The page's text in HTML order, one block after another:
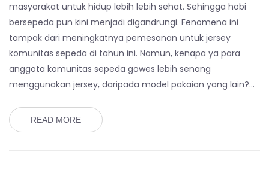
masyarakat untuk hidup lebih lebih sehat. Sehingga hobi
bersepeda pun kini menjadi digandrungi. Fenomena ini
tampak dari meningkatnya pemesanan untuk jersey
komunitas sepeda di tahun ini. Namun, kenapa ya para
anggota komunitas sepeda gowes lebih senang
menggunakan jersey, daripada model pakaian yang lain?…
READ MORE